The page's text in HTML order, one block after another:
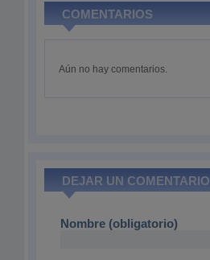
COMENTARIOS
Aún no hay comentarios.
DEJAR UN COMENTARIO
Nombre (obligatorio)